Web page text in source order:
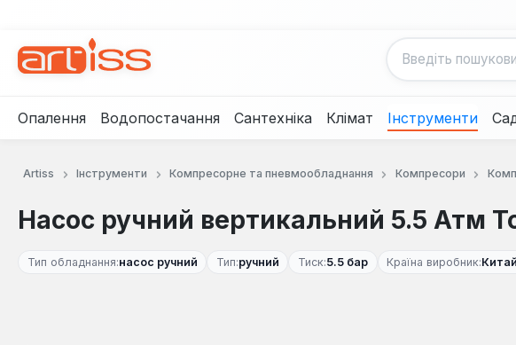
Опалення Водопостачання Сантехніка Клімат Інструменти
Artiss Інструменти Компресорне та пневмообладнання Компресори
Насос ручний вертикальний 5.5 Атм
Тип обладнання:насос ручний Тип:ручний Тиск:5.5 бар Країна виробник:Китай